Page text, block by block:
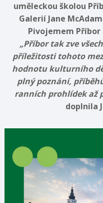
uměleckou školou
Galerií Jane
Pivojemem
„Příbor tak zve
příležitosti tohoto
hodnotu kulturního
plný poznání,
ranních prohlídek až
doplnila